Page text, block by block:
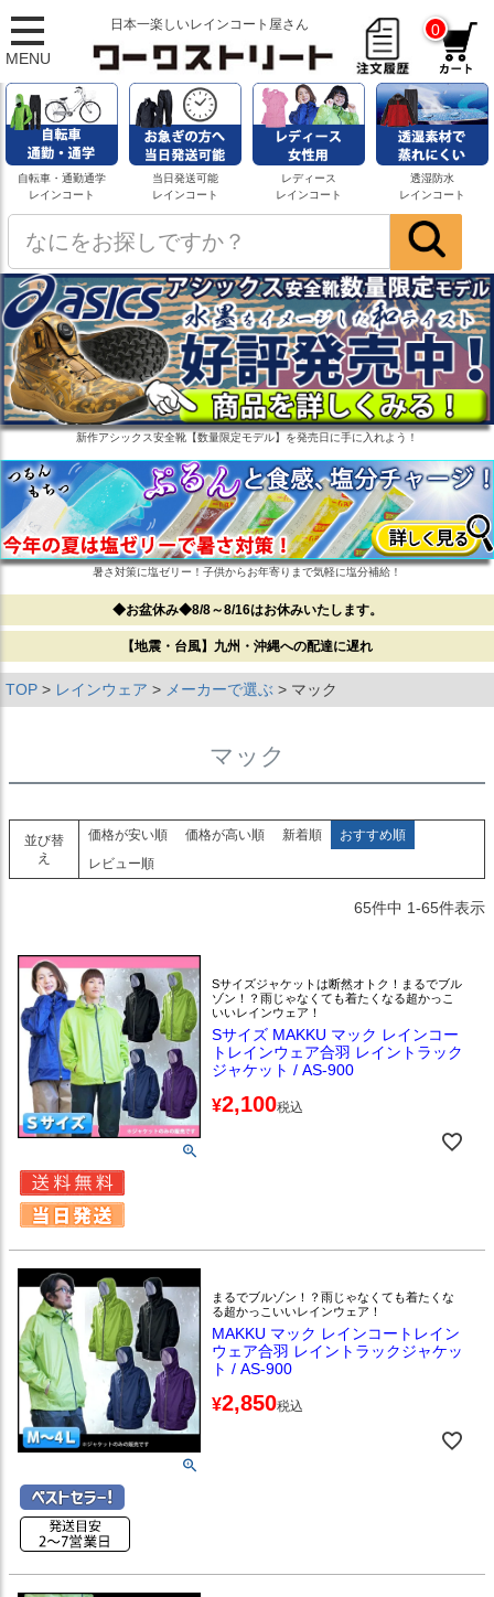
MENU
日本一楽しいレインコート屋さん 0
自転車・通勤通学
レインコート
当日発送可能
レインコート
レディース
レインコート
透湿防水
レインコート
新作アシックス安全靴【数量限定モデル】を発売日に手に入れよう！
暑さ対策に塩ゼリー！子供からお年寄りまで気軽に塩分補給！
◆お盆休み◆8/8～8/16はお休みいたします。
【地震・台風】九州・沖縄への配達に遅れ
TOP レインウェア メーカーで選ぶ マック
マック
並び替
え
価格が安い順 価格が高い順 新着順
おすすめ順
レビュー順
65件中 1-65件表示
Sサイズジャケットは断然オトク！まるでブル
ゾン！？雨じゃなくても着たくなる超かっこ
いいレインウェア！
Sサイズ MAKKU マック レインコー
トレインウェア合羽 レイントラック
ジャケット / AS-900
¥2,100税込
まるでブルゾン！？雨じゃなくても着たくな
る超かっこいいレインウェア！
MAKKU マック レインコートレイン
ウェア合羽 レイントラックジャケッ
ト / AS-900
¥2,850税込